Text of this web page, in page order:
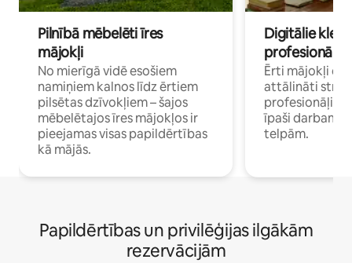
Pilnībā mēbelēti īres
mājokļi
No mierīgā vidē esošiem
namiņiem kalnos līdz ērtiem
pilsētas dzīvokļiem – šajos
mēbelētajos īres mājokļos ir
pieejamas visas papildērtības
kā mājās.
Digitālie
profesionāļi
Ērti mājokļi
attālināti
īpaši darbam
telpām.
Papildērtības un privilēģijas ilgākām
rezervācijām